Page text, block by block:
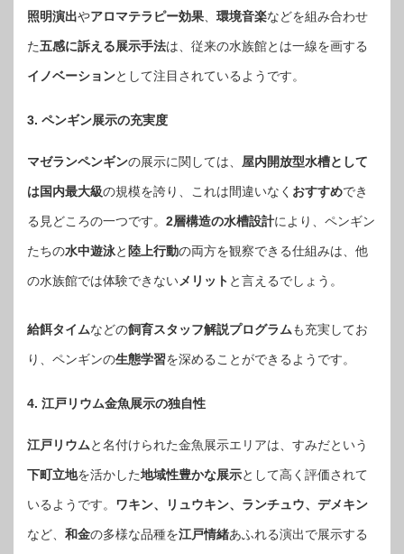
照明演出やアロマテラピー効果、 環境音楽などを組み合わせ
た五感に訴える展示手法は、従来の水族館とは一線を画する
イノベーションとして注目されているようです。
3. ペンギン展示の充実度
マゼランペンギンの展示に関しては、 屋内開放型水槽として
は国内最大級の規模を誇り、これは間違いなく おすすめでき
る見どころの一つです。 2層構造の水槽設計により、ペンギン
たちの水中遊泳と 陸上行動の両方を観察できる仕組みは、他
の水族館では体験できないメリット と言えるでしょう。
給餌タイムなどの飼育スタッフ解説プログラムも充実してお
り、ペンギンの生態学習を深めることができるようです。
4. 江戸リウム金魚展示の独自性
江戸リウムと名付けられた金魚展示エリアは、すみだという
下町立地を活かした地域性豊かな展示として高く評価されて
いるようです。 ワキン、リュウキン、ランチュウ、デメキン
など、 和金の多様な品種を江戸情緒あふれる演出で展示する